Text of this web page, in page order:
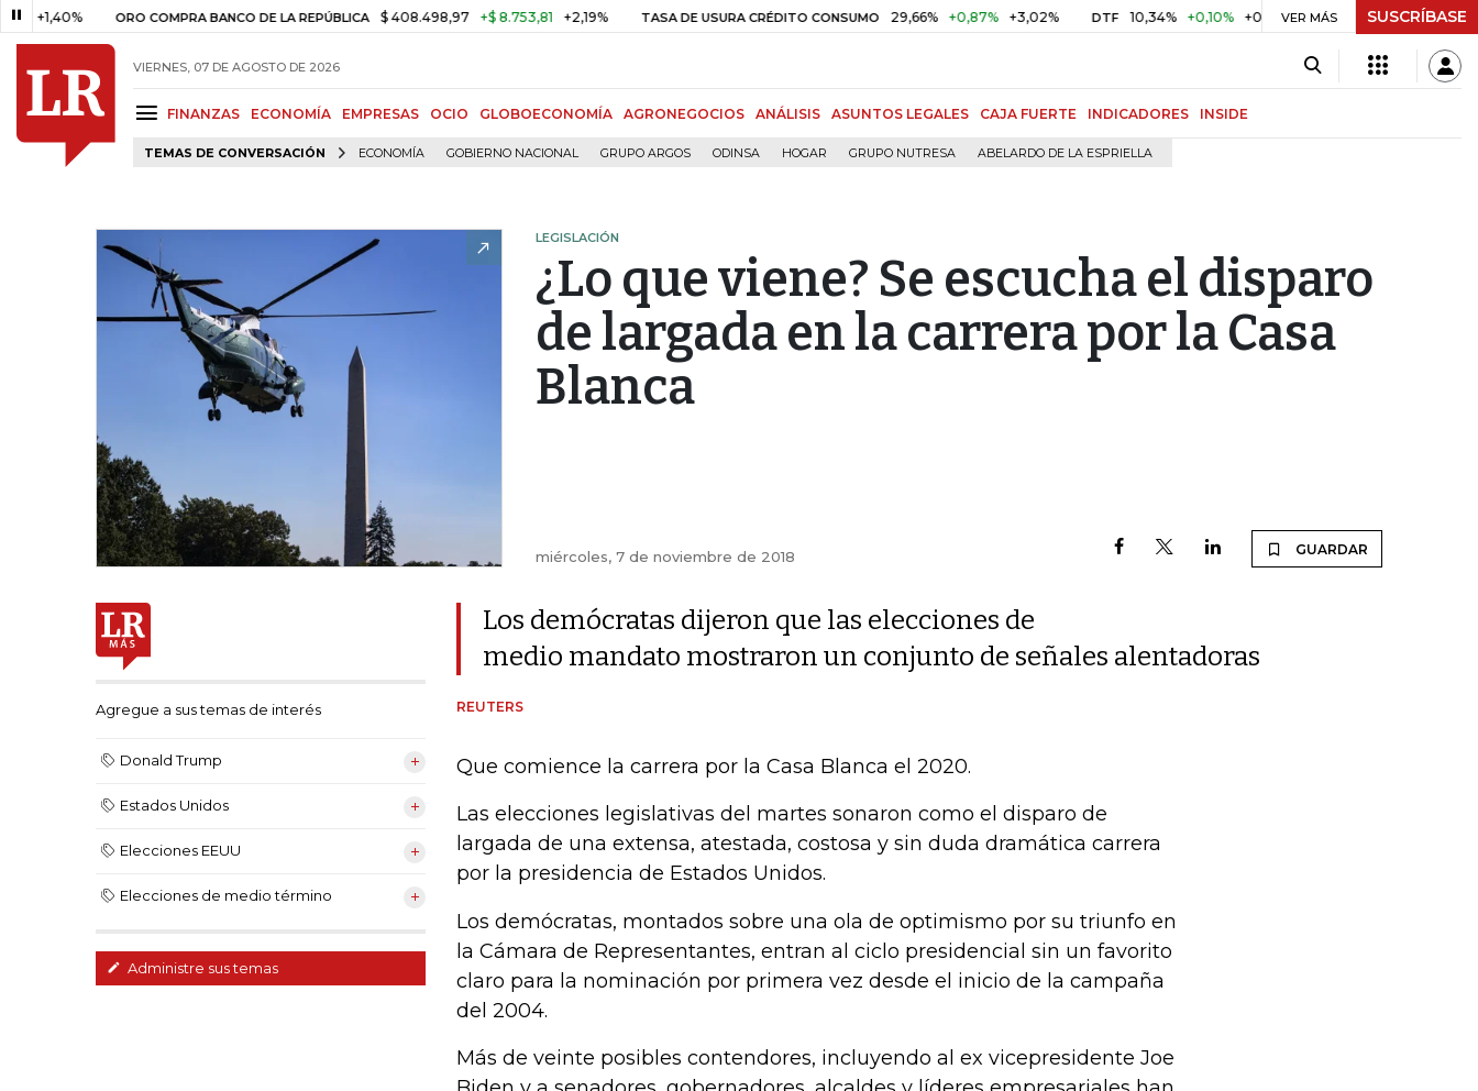
ORO COMPRA BANCO DE LA REPÚBLICA $ 408.498,97 +$ 8.753,81 +2,19% TASA DE USURA CRÉDITO CONSUMO 29,66% +0,87% +3,02% DTF 10,34% +0,10% +0,98% UVR $ 416,96 +$ 0,05 +0,01%
VER MÁS SUSCRÍBASE
VIERNES, 07 DE AGOSTO DE 2026
FINANZAS ECONOMÍA EMPRESAS OCIO GLOBOECONOMÍA AGRONEGOCIOS ANÁLISIS ASUNTOS LEGALES CAJA FUERTE INDICADORES INSIDE
TEMAS DE CONVERSACIÓN ECONOMÍA GOBIERNO NACIONAL GRUPO ARGOS ODINSA HOGAR GRUPO NUTRESA ABELARDO DE LA ESPRIELLA
LEGISLACIÓN
¿Lo que viene? Se escucha el disparo
de largada en la carrera por la Casa
Blanca
miércoles, 7 de noviembre de 2018 GUARDAR
Agregue a sus temas de interés
Donald Trump
Estados Unidos
Elecciones EEUU
Elecciones de medio término
Administre sus temas
Los demócratas dijeron que las elecciones de
medio mandato mostraron un conjunto de señales alentadoras
REUTERS
Que comience la carrera por la Casa Blanca el 2020.
Las elecciones legislativas del martes sonaron como el disparo de
largada de una extensa, atestada, costosa y sin duda dramática carrera
por la presidencia de Estados Unidos.
Los demócratas, montados sobre una ola de optimismo por su triunfo en
la Cámara de Representantes, entran al ciclo presidencial sin un favorito
claro para la nominación por primera vez desde el inicio de la campaña
del 2004.
Más de veinte posibles contendores, incluyendo al ex vicepresidente Joe